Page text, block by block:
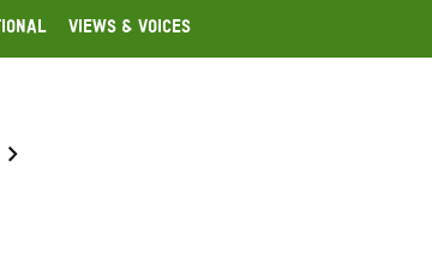
Views & Voices